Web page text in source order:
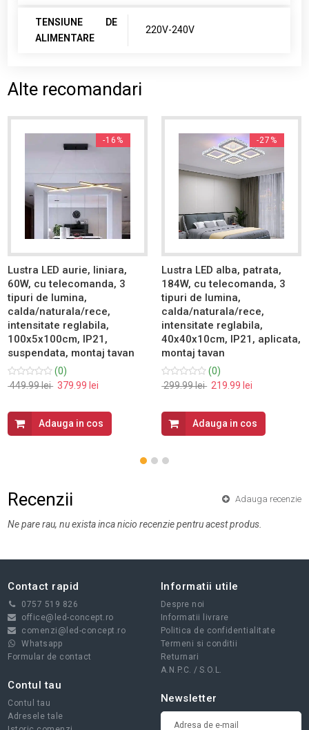
TENSIUNE DE
ALIMENTARE
220V-240V
Alte recomandari
-16%
Lustra LED aurie, liniara,
60W, cu telecomanda, 3
tipuri de lumina,
calda/naturala/rece,
intensitate reglabila,
100x5x100cm, IP21,
suspendata, montaj tavan
(0)
449.99 lei 379.99 lei
Adauga in cos
-27%
Lustra LED alba, patrata,
184W, cu telecomanda, 3
tipuri de lumina,
calda/naturala/rece,
intensitate reglabila,
40x40x10cm, IP21, aplicata,
montaj tavan
(0)
299.99 lei 219.99 lei
Adauga in cos
Recenzii Adauga recenzie
Ne pare rau, nu exista inca nicio recenzie pentru acest produs.
Contact rapid
0757 519 826
office@led-concept.ro
comenzi@led-concept.ro
Whatsapp
Formular de contact
Informatii utile
Despre noi
Informatii livrare
Politica de confidentialitate
Termeni si conditii
Returnari
A.N.P.C. / S.O.L.
Contul tau
Contul tau
Adresele tale
Newsletter